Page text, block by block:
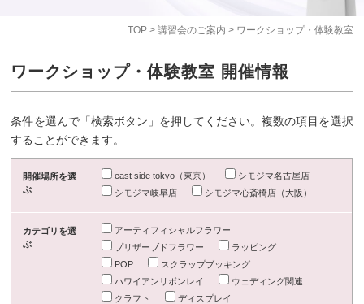
TOP> 講習会のご案内 > ワークショップ・体験教室
ワークショップ・体験教室 開催情報
条件を選んで「検索ボタン」を押してください。複数の項目を選択
することができます。
開催場所を選
ぶ
east side tokyo（東京）
シモジマ名古屋店
シモジマ岐阜店
シモジマ心斎橋店（大阪）
カテゴリを選
ぶ
アーティフィシャルフラワー
プリザーブドフラワー
ラッピング
POP
スクラップブッキング
ハワイアンリボンレイ
ウェディング関連
クラフト
ディスプレイ